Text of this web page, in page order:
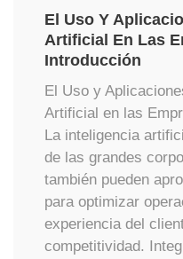
El Uso Y
Artificial En Las
Introducción
El Uso y
Artificial en las
La inteligencia
de las grandes
también pueden
para optimizar
experiencia del
competitividad.